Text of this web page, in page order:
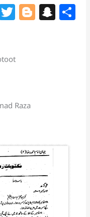
o
T
w
er
Bl
o
S
n
Raza